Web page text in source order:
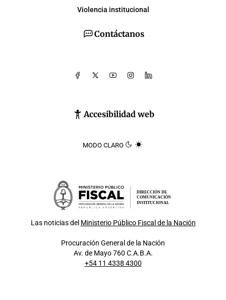
Contáctanos
Accesibilidad web
MODO CLARO
Violencia institucional
DIRECCIÓN DE
COMUNICACIÓN
INSTITUCIONAL
Las noticias del Ministerio Público Fiscal de la Nación
Procuración General de la Nación
Av. de Mayo 760 C.A.B.A.
+54 11 4338 4300